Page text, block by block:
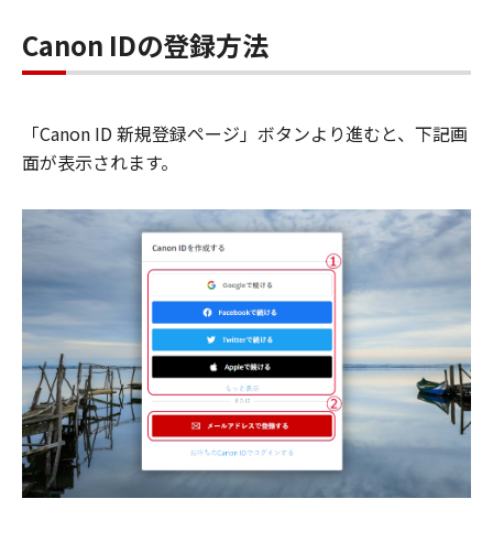
Canon IDの登録方法
「Canon ID 新規登録ページ」ボタンより進むと、下記画
面が表示されます。